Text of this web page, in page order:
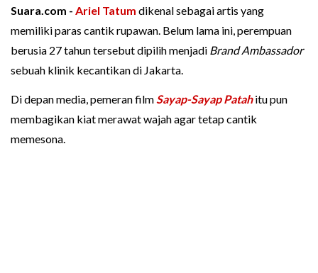
Suara.com - Ariel Tatum dikenal sebagai artis yang
memiliki paras cantik rupawan. Belum lama ini, perempuan
berusia 27 tahun tersebut dipilih menjadi Brand Ambassador
sebuah klinik kecantikan di Jakarta.
Di depan media, pemeran filmSayap-Sayap Patahitu pun
membagikan kiat merawat wajah agar tetap cantik
memesona.